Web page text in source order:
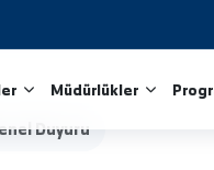
Müdürlükler
/Genel Duyuru